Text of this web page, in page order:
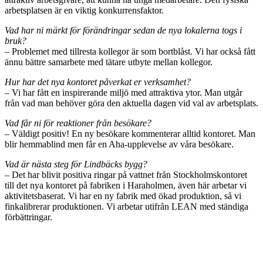
arbetsplatsen är en viktig konkurrensfaktor.
Vad har ni märkt för förändringar sedan de nya lokalerna togs i
bruk?
– Problemet med tillresta kollegor är som bortblåst. Vi har också fått
ännu bättre samarbete med tätare utbyte mellan kollegor.
Hur har det nya kontoret påverkat er verksamhet?
– Vi har fått en inspirerande miljö med attraktiva ytor. Man utgår
från vad man behöver göra den aktuella dagen vid val av arbetsplats.
Vad får ni för reaktioner från besökare?
– Väldigt positiv! En ny besökare kommenterar alltid kontoret. Man
blir hemmablind men får en Aha-upplevelse av våra besökare.
Vad är nästa steg för Lindbäcks bygg?
– Det har blivit positiva ringar på vattnet från Stockholmskontoret
till det nya kontoret på fabriken i Haraholmen, även här arbetar vi
aktivitetsbaserat. Vi har en ny fabrik med ökad produktion, så vi
finkalibrerar produktionen. Vi arbetar utifrån LEAN med ständiga
förbättringar.